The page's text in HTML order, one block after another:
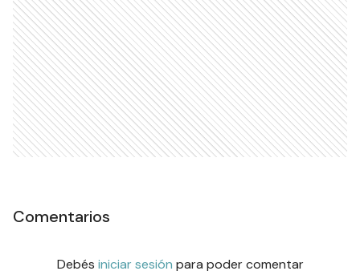
Comentarios
Debés iniciar sesión para poder comentar